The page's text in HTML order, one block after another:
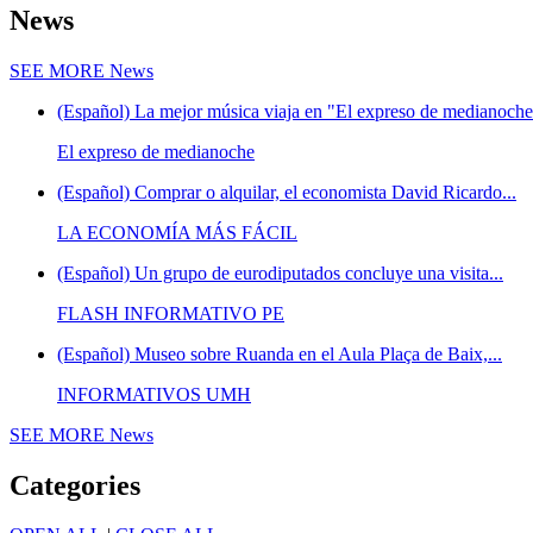
News
SEE MORE News
(Español) La mejor música viaja en "El expreso de
El expreso de medianoche
(Español) Comprar o alquilar, el economista David Ricardo...
LA ECONOMÍA MÁS FÁCIL
(Español) Un grupo de eurodiputados concluye una visita...
FLASH INFORMATIVO PE
(Español) Museo sobre Ruanda en el Aula Plaça de Baix,...
INFORMATIVOS UMH
SEE MORE News
Categories